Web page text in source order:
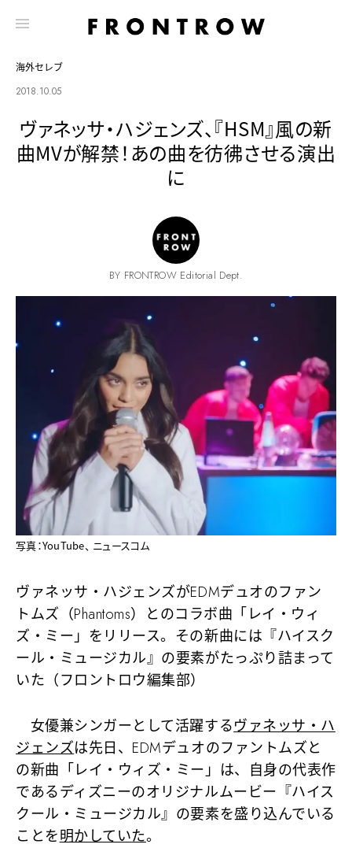
海外セレブ
2018.10.05
ヴァネッサ・ハジェンズ、『HSM』風の新
曲MVが解禁！あの曲を彷彿させる演出
に
BY FRONTROW Editorial Dept.
写真：YouTube、 ニュースコム
ヴァネッサ・ハジェンズがEDMデュオのファン
トムズ（Phantoms）とのコラボ曲「レイ・ウィ
ズ・ミー」をリリース。その新曲には『ハイスク
ール・ミュージカル』の要素がたっぷり詰まって
いた（フロントロウ編集部）
女優兼シンガーとして活躍するヴァネッサ・ハ
ジェンズは先日、EDMデュオのファントムズと
の新曲「レイ・ウィズ・ミー」は、自身の代表作
であるディズニーのオリジナルムービー『ハイス
クール・ミュージカル』の要素を盛り込んでいる
ことを明かしていた。